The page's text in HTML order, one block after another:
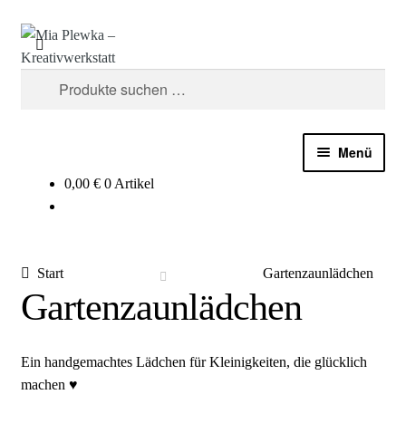
Zur
Navigation
Zum
Inhalt
Suchen
Menü
ÜBER MICH
MEIN KONTO
0,00 € 0 Artikel
Start Gartenzaunlädchen
Gartenzaunlädchen
Ein handgemachtes Lädchen für Kleinigkeiten, die glücklich
machen ♥